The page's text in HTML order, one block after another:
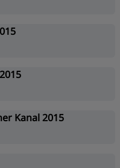
Kanal 2015